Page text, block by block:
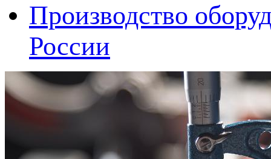
Производство
России